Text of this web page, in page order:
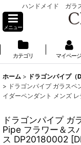
ハンドメイド ガラ
メニュー
カテゴリ マイページ
ホーム > ドラゴンパイプ
> ドラゴンパイプ ガラス
イダーペンダント メンズ
ドラゴンパイプ ガ
Pipe フラワー＆ス
ス DP20180002 [